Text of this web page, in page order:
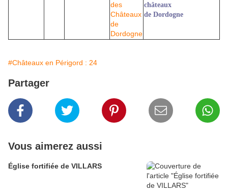
châteaux
de Dordogne
#Châteaux en Périgord : 24
Partager
Vous aimerez aussi
Église fortifiée de VILLARS